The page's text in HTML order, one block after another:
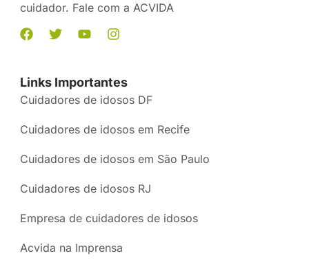
cuidador. Fale com a ACVIDA
Links Importantes
Cuidadores de idosos DF
Cuidadores de idosos em Recife
Cuidadores de idosos em São Paulo
Cuidadores de idosos RJ
Empresa de cuidadores de idosos
Acvida na Imprensa